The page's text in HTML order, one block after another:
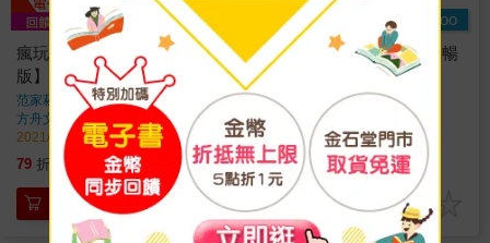
瘋玩鑄鐵鍋【暢銷經典
版】：隨便煮煮就好吃，美
味秒殺！
范家菘(SungKing)著
方舟文化 出版
2021/12/01 出版
79 折 332 元
加入購物車
Readmoo
【電子書】瘋玩鑄鐵鍋【暢
銷經典版】
范家菘(SungKing)
著
方舟文化出版
2021/12/01 出版
特價 294 元
電子書